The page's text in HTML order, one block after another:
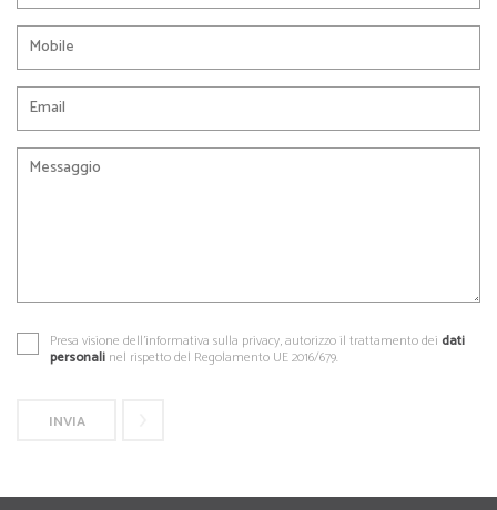
Presa visione dell'informativa sulla privacy, autorizzo il trattamento dei dati
personali nel rispetto del Regolamento UE 2016/679.